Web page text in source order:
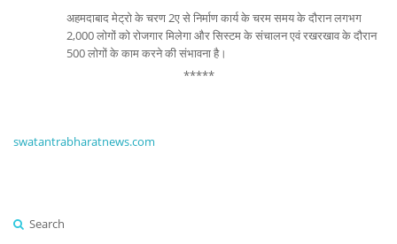
अहमदाबाद मेट्रो के चरण 2ए से निर्माण कार्य के चरम समय के दौरान लगभग
2,000 लोगों को रोजगार मिलेगा और सिस्टम के संचालन एवं रखरखाव के दौरान
500 लोगों के काम करने की संभावना है।
*****
swatantrabharatnews.com
Search